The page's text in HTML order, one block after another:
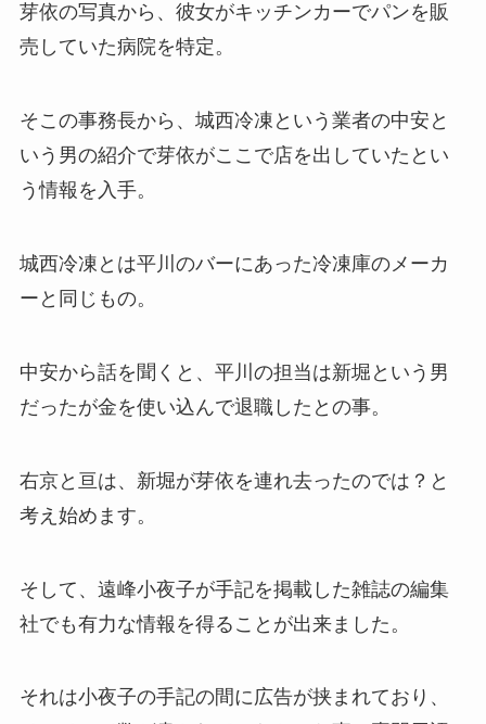
芽依の写真から、彼女がキッチンカーでパンを販
売していた病院を特定。
そこの事務長から、城西冷凍という業者の中安と
いう男の紹介で芽依がここで店を出していたとい
う情報を入手。
城西冷凍とは平川のバーにあった冷凍庫のメーカ
ーと同じもの。
中安から話を聞くと、平川の担当は新堀という男
だったが金を使い込んで退職したとの事。
右京と亘は、新堀が芽依を連れ去ったのでは？と
考え始めます。
そして、遠峰小夜子が手記を掲載した雑誌の編集
社でも有力な情報を得ることが出来ました。
それは小夜子の手記の間に広告が挟まれており、